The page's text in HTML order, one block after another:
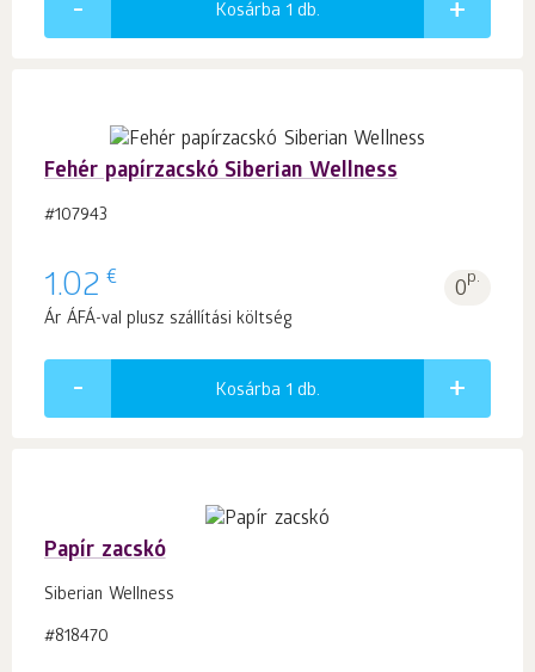
Kosárba 1 db.
Fehér papírzacskó Siberian Wellness
#107943
1.02 € 0p.
Ár ÁFÁ-val plusz szállítási költség
Kosárba 1 db.
Papír zacskó
Siberian Wellness
#818470